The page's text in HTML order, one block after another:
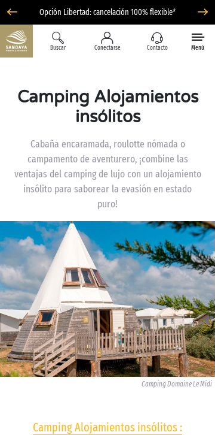
Opción Libertad: cancelación 100% flexible*
Buscar Conectarse Contacto Menú
Camping Alojamientos
insólitos
Cabaña encaramada, roulotte nómada o
campamento de aventurero, ¡combine las
ventajas del camping de lujo con un alojamiento
insólito para saborear la evasión en estado
puro!
Camping Domaine Le Midi
Camping Alojamientos insólitos :